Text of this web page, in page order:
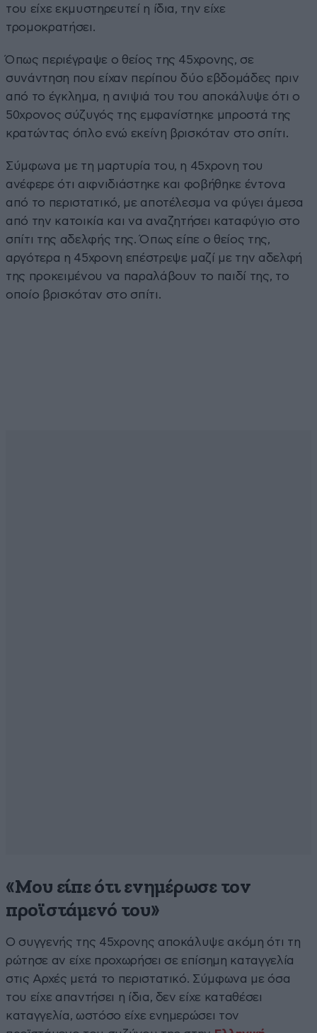
του είχε εκμυστηρευτεί η ίδια, την είχε
τρομοκρατήσει.
Όπως περιέγραψε ο θείος της 45χρονης, σε
συνάντηση που είχαν περίπου δύο εβδομάδες πριν
από το έγκλημα, η ανιψιά του του αποκάλυψε ότι ο
50χρονος σύζυγός της εμφανίστηκε μπροστά της
κρατώντας όπλο ενώ εκείνη βρισκόταν στο σπίτι.
Σύμφωνα με τη μαρτυρία του, η 45χρονη του
ανέφερε ότι αιφνιδιάστηκε και φοβήθηκε έντονα
από το περιστατικό, με αποτέλεσμα να φύγει άμεσα
από την κατοικία και να αναζητήσει καταφύγιο στο
σπίτι της αδελφής της. Όπως είπε ο θείος της,
αργότερα η 45χρονη επέστρεψε μαζί με την αδελφή
της προκειμένου να παραλάβουν το παιδί της, το
οποίο βρισκόταν στο σπίτι.
«Μου είπε ότι ενημέρωσε τον
προϊστάμενό του»
Ο συγγενής της 45χρονης αποκάλυψε ακόμη ότι τη
ρώτησε αν είχε προχωρήσει σε επίσημη καταγγελία
στις Αρχές μετά το περιστατικό. Σύμφωνα με όσα
του είχε απαντήσει η ίδια, δεν είχε καταθέσει
καταγγελία, ωστόσο είχε ενημερώσει τον